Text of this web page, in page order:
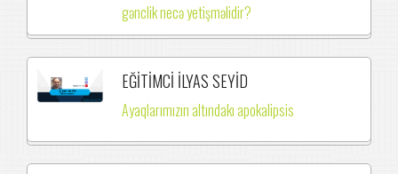
gənclik necə yetişməlidir?
EĞİTİMCİ İLYAS SEYİD
Ayaqlarımızın altındakı apokalipsis